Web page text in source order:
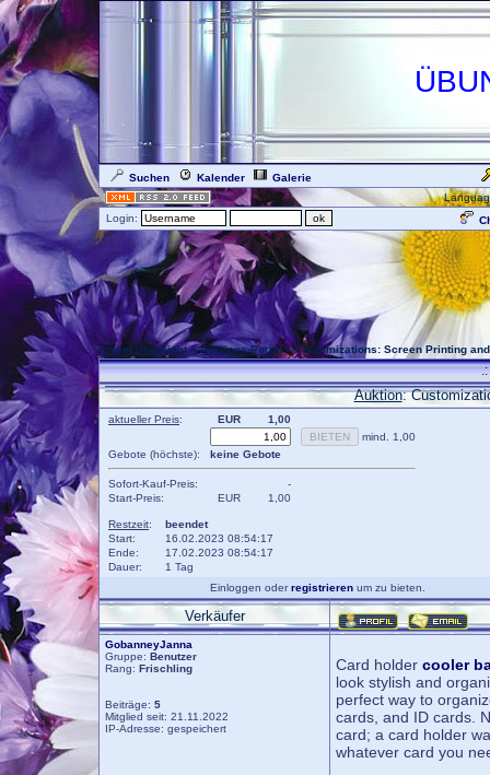
Suchen Kalender
Galerie
Login:
Forum Übersicht»Auktions-Portal» Customizations: Screen Printing
Auktion:
aktueller Preis: EUR
1,00
mind. 1,00
Gebote (höchste):
keine Gebote
Sofort-Kauf-Preis:
-
Start-Preis:
EUR 1,00
Restzeit:
beendet
Start:
16.02.2023 08:54:17
Ende:
17.02.2023 08:54:17
Dauer:
1 Tag
Einloggen oderregistrierenum zu bieten.
Verkäufer
GobanneyJanna
Gruppe: Benutzer
Rang: Frischling
Beiträge: 5
Mitglied seit: 21.11.2022
IP-Adresse: gespeichert
Card holder cooler
look stylish and
perfect way to
cards, and ID cards.
card; a card holder
whatever card you